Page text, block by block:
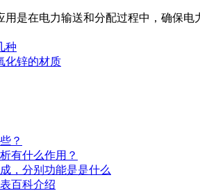
用是在电力输送和分配过程中，确保
种
化锌的材质
？
有什么作用？
，分别功能是是什么
百科介绍